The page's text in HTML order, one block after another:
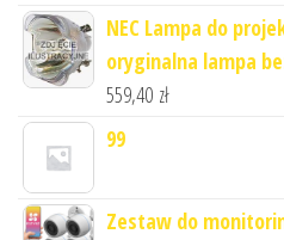
NEC Lampa do
oryginalna lampa
559,40 zł
99
Zestaw do